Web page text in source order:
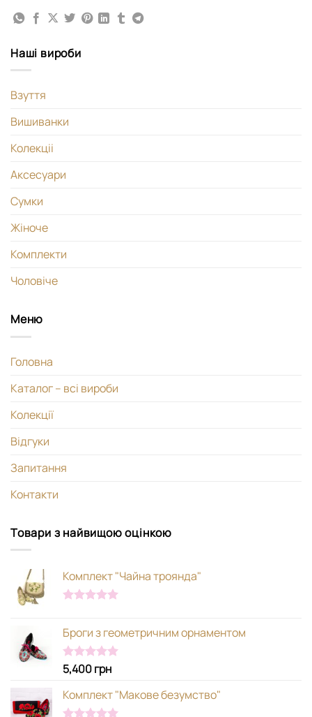
Наші вироби
Взуття
Вишиванки
Колекціі
Аксесуари
Сумки
Жіноче
Комплекти
Чоловіче
Меню
Головна
Каталог – всі вироби
Колекції
Відгуки
Запитання
Контакти
Товари з найвищою оцінкою
Комплект "Чайна троянда"
Броги з геометричним орнаментом
Оцінено в
з 5
5,400грн
Комплект "Макове безумство"